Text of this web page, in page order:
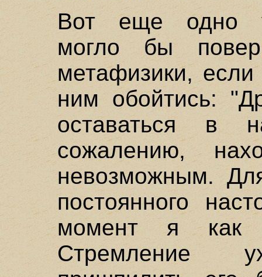
Вот еще одно
могло бы
метафизики,
ним обойтись:
оставаться в
сожалению,
невозможным.
постоянного
момент я как
Стремление